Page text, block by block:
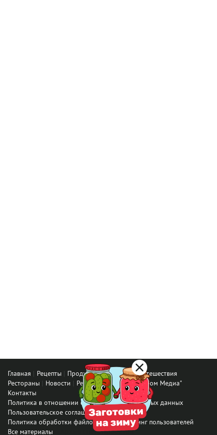
Главная Рецепты Продукты Здоровье
Путешествия
Рестораны
Новости
Реклама в ООО "Гастроном Медиа"
Контакты
Политика в отношении обработки персональных данных
Пользовательское соглашение
Политика обработки файлов cookie
Рейтинг пользователей
Все материалы
Архив спец. проектов